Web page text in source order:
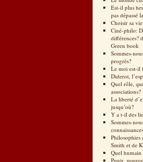
Est-il plus
pas dépassé
Choisir sa vie
Ciné-philo:
différences?
Green book
Sommes-
progrès?
Le moi est-il
Diderot,
Quel rôle,
associations?
La liberté
jusqu’où?
Y a t-il des
Sommes-
connaissances
Philosophies
Smith et de
Quel humain
Punir,